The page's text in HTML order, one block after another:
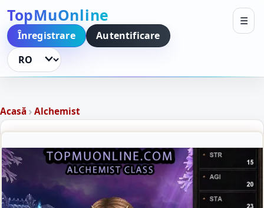
TopMuOnline
☰
Înregistrare
Autentificare
Schimbă limba
Acasă›Alchemist